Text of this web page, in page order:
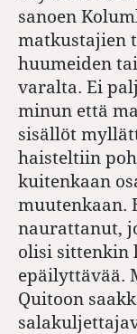
sanoen
matkustajien
huumeiden
varalta. Ei
minun että
sisällöt
haisteltiin
kuitenkaan
muutenkaan.
naurattanut,
olisi sittenkin
epäilyttävää.
Quitoon